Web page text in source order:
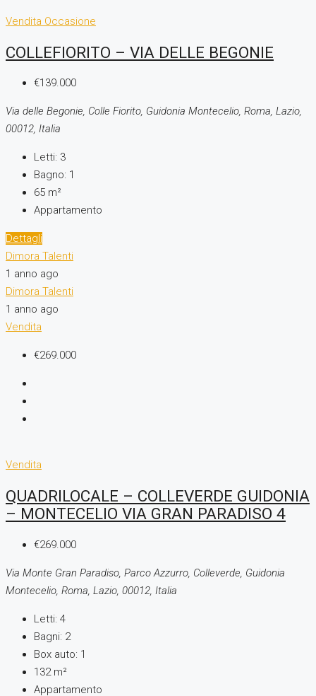
Vendita Occasione
COLLEFIORITO – VIA DELLE BEGONIE
€139.000
Via delle Begonie, Colle Fiorito, Guidonia Montecelio, Roma, Lazio,
00012, Italia
Letti: 3
Bagno: 1
65 m²
Appartamento
Dettagli
Dimora Talenti
1 anno ago
Dimora Talenti
1 anno ago
Vendita
€269.000
Vendita
QUADRILOCALE – COLLEVERDE GUIDONIA
– MONTECELIO VIA GRAN PARADISO 4
€269.000
Via Monte Gran Paradiso, Parco Azzurro, Colleverde, Guidonia
Montecelio, Roma, Lazio, 00012, Italia
Letti: 4
Bagni: 2
Box auto: 1
132 m²
Appartamento